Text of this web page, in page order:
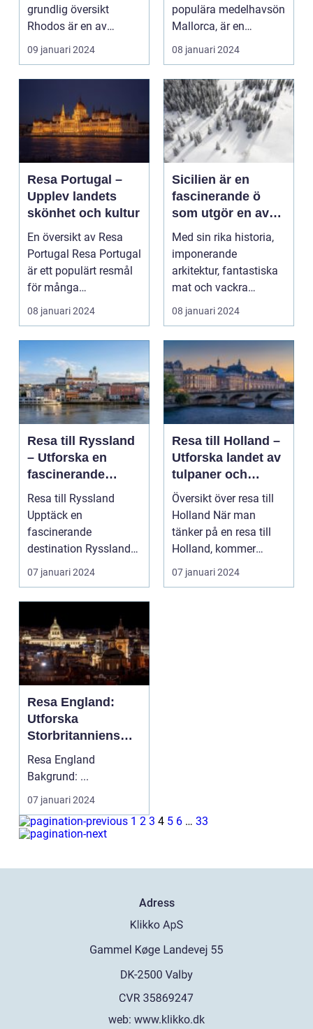
grundlig översikt
Rhodos är en av
Greklands mest
populära de...
09 januari 2024
populära medelhavsön
Mallorca, är en
destination som har
något ...
08 januari 2024
Resa Portugal –
Upplev landets
skönhet och kultur
En översikt av Resa
Portugal Resa Portugal
är ett populärt resmål
för många
privatpersoner som
vill...
08 januari 2024
Sicilien är en
fascinerande ö
som utgör en av
de mest populära
turistdestinationer
na i Italien
Med sin rika historia,
imponerande
arkitektur, fantastiska
mat och vackra
landskap lockar
Sicilien r...
08 januari 2024
Resa till Ryssland
– Utforska en
fascinerande
destination
Resa till Ryssland
Upptäck en
fascinerande
destination Ryssland
är ett av världens
största länder ...
07 januari 2024
Resa till Holland –
Utforska landet av
tulpaner och
vindkraftverk
Översikt över resa till
Holland När man
tänker på en resa till
Holland, kommer
tankarna ofta att as...
07 januari 2024
Resa England:
Utforska
Storbritanniens
Mångfaldiga
Skönhet
Resa England
Bakgrund: ...
07 januari 2024
1 2 3 4 5 6 … 33
Adress
web: www.klikko.dk